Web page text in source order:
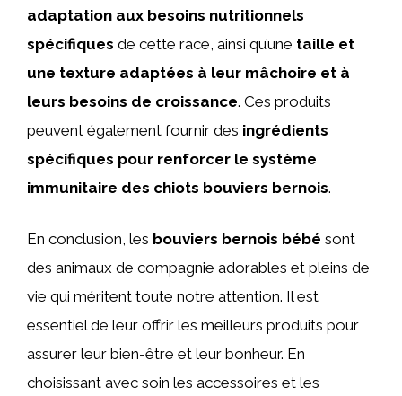
adaptation aux besoins nutritionnels
spécifiques de cette race, ainsi qu’une taille et
une texture adaptées à leur mâchoire et à
leurs besoins de croissance. Ces produits
peuvent également fournir des ingrédients
spécifiques pour renforcer le système
immunitaire des chiots bouviers bernois.
En conclusion, les bouviers bernois bébé sont
des animaux de compagnie adorables et pleins de
vie qui méritent toute notre attention. Il est
essentiel de leur offrir les meilleurs produits pour
assurer leur bien-être et leur bonheur. En
choisissant avec soin les accessoires et les